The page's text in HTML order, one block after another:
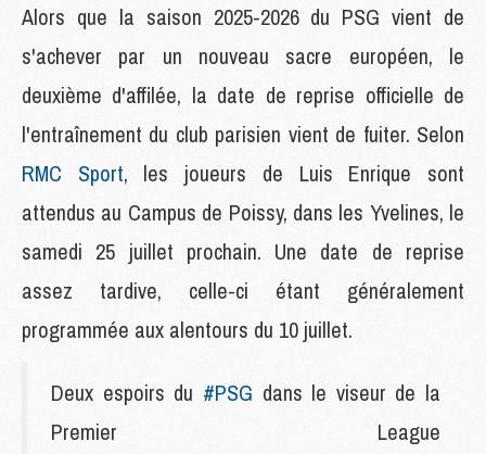
Alors que la saison 2025-2026 du PSG vient de
s'achever par un nouveau sacre européen, le
deuxième d'affilée, la date de reprise officielle de
l'entraînement du club parisien vient de fuiter. Selon
RMC Sport, les joueurs de Luis Enrique sont
attendus au Campus de Poissy, dans les Yvelines, le
samedi 25 juillet prochain. Une date de reprise
assez tardive, celle-ci étant généralement
programmée aux alentours du 10 juillet.
Deux espoirs du #PSG dans le viseur de la
Premier League